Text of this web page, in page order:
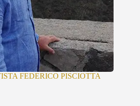
FEDERICO PISCIOTTA